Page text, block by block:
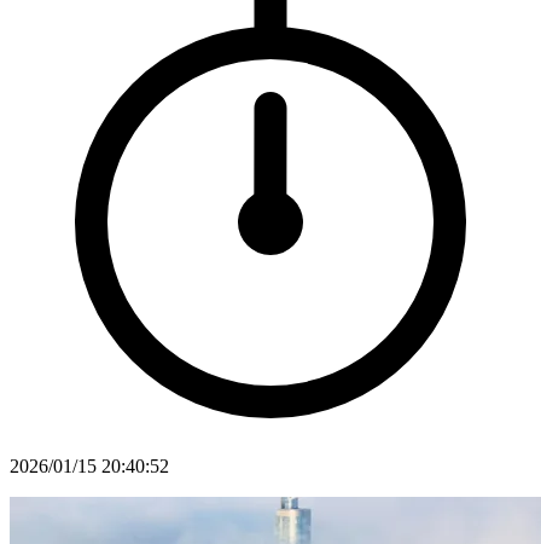
2026/01/15 20:40:52